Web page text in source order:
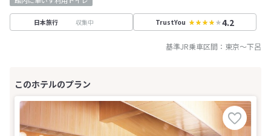
日本旅行 収集中 TrustYou 4.2
基準JR乗車区間： 東京～下呂